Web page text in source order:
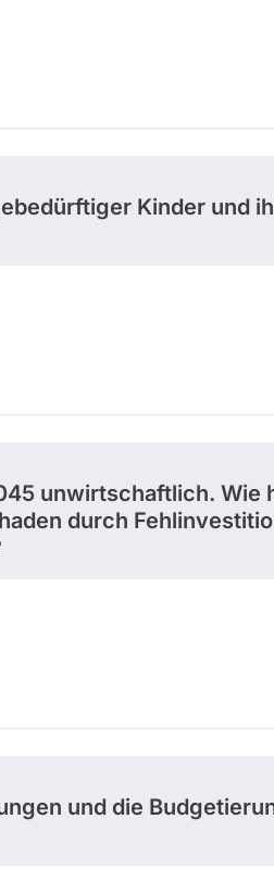
Kinder und
unwirtschaftlich. Wie
durch
und die